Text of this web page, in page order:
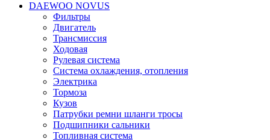
DAEWOO NOVUS
Фильтры
Двигатель
Трансмиссия
Ходовая
Рулевая система
Система охлаждения, отопления
Электрика
Тормоза
Кузов
Патрубки ремни шланги тросы
Подшипники cальники
Топливная система